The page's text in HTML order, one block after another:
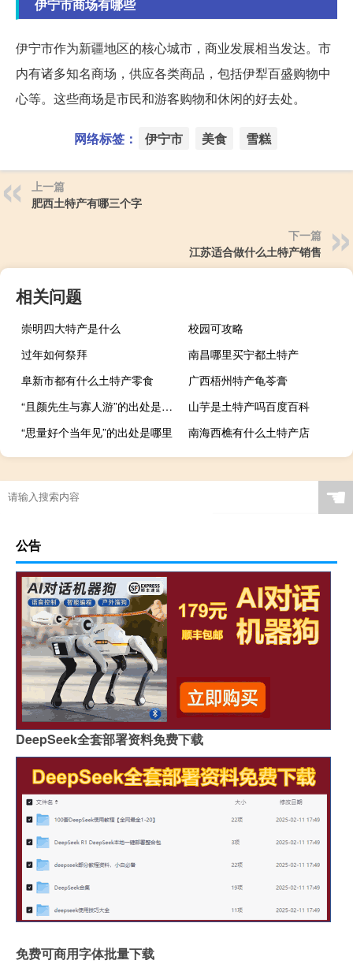
伊宁市商场有哪些
伊宁市作为新疆地区的核心城市，商业发展相当发达。市
内有诸多知名商场，供应各类商品，包括伊犁百盛购物中
心等。这些商场是市民和游客购物和休闲的好去处。
网络标签： 伊宁市 美食 雪糕
上一篇
肥西土特产有哪三个字
下一篇
江苏适合做什么土特产销售
相关问题
崇明四大特产是什么
校园可攻略
过年如何祭拜
南昌哪里买宁都土特产
阜新市都有什么土特产零食
广西梧州特产龟苓膏
“且颜先生与寡人游”的出处是哪里
山芋是土特产吗百度百科
“思量好个当年见”的出处是哪里
南海西樵有什么土特产店
☚
公告
DeepSeek全套部署资料免费下载
免费可商用字体批量下载